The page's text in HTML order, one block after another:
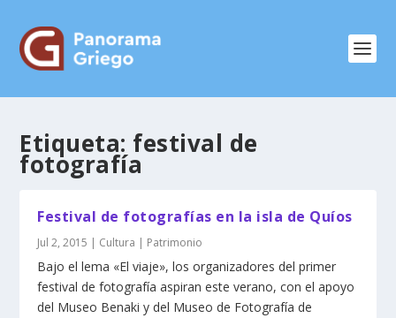
Etiqueta: festival de
fotografía
Festival de fotografías en la isla de Quíos
Jul 2, 2015 | Cultura | Patrimonio
Bajo el lema «El viaje», los organizadores del primer
festival de fotografía aspiran este verano, con el apoyo
del Museo Benaki y del Museo de Fotografía de